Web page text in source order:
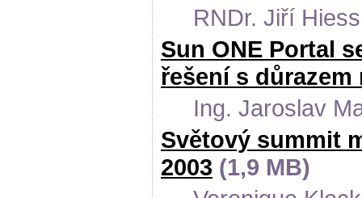
RNDr. Jiří
Sun ONE Portal
řešení s
Ing. Jaroslav
Světový summit
2003 (1,9 MB)